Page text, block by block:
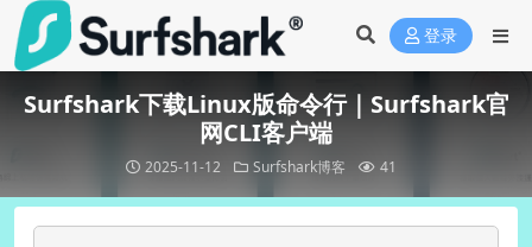
登录
Surfshark下载Linux版命令行｜Surfshark官
网CLI客户端
2025-11-12 Surfshark博客 41